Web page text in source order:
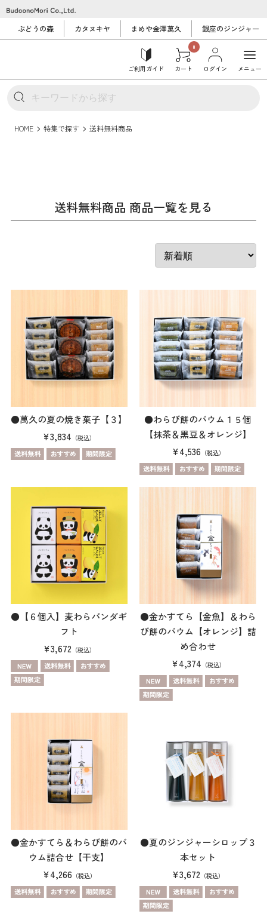
ぶどうの森 カタヌキヤ まめや金澤萬久 銀座のジンジャー
ご利用ガイド
0
カート ログイン メニュー
HOME 特集で探す 送料無料商品
送料無料商品 商品一覧を見る
●萬久の夏の焼き菓子【３】
¥3,834 （税込）
●わらび餅のバウム１５個
【抹茶＆黒豆＆オレンジ】
¥4,536 （税込）
●【６個入】麦わらパンダギ
フト
¥3,672 （税込）
●金かすてら【金魚】＆わら
び餅のバウム【オレンジ】詰
め合わせ
¥4,374 （税込）
●金かすてら＆わらび餅のバ
ウム詰合せ【干支】
¥4,266 （税込）
●夏のジンジャーシロップ３
本セット
¥3,672 （税込）